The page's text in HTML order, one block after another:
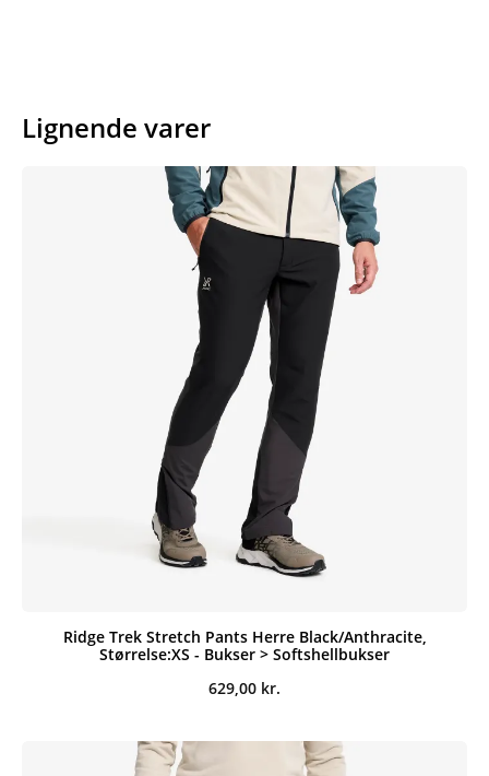
Lignende varer
Ridge Trek Stretch Pants Herre Black/Anthracite,
Størrelse:XS - Bukser > Softshellbukser
629,00 kr.